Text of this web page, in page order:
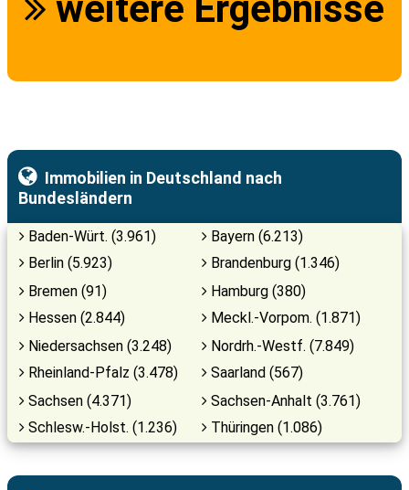
Immobilien in Deutschland nach
Bundesländern
Baden-Würt. (3.961)
Bayern (6.213)
Berlin (5.923)
Brandenburg (1.346)
Bremen (91)
Hamburg (380)
Hessen (2.844)
Meckl.-Vorpom. (1.871)
Niedersachsen (3.248)
Nordrh.-Westf. (7.849)
Rheinland-Pfalz (3.478)
Saarland (567)
Sachsen (4.371)
Sachsen-Anhalt (3.761)
Schlesw.-Holst. (1.236)
Thüringen (1.086)